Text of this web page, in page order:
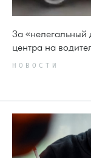
За «нелегальный
центра на
НОВОСТИ